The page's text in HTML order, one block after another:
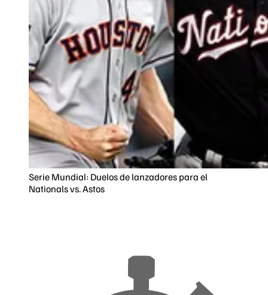
Serie Mundial: Duelos de lanzadores para el
Nationals vs. Astos